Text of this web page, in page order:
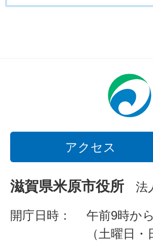
アクセス
滋賀県米原市役所 法
開庁日時：
午前9時か
（土曜日